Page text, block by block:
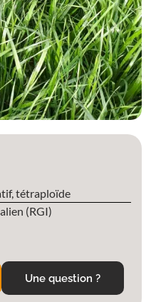
tétraploïde
(RGI)
Une question ?